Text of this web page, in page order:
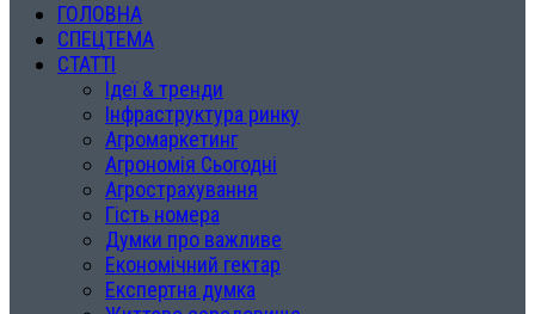
ГОЛОВНА
СПЕЦТЕМА
СТАТТІ
Ідеї & тренди
Інфраструктура ринку
Агромаркетинг
Агрономія Сьогодні
Агрострахування
Гість номера
Думки про важливе
Економічний гектар
Експертна думка